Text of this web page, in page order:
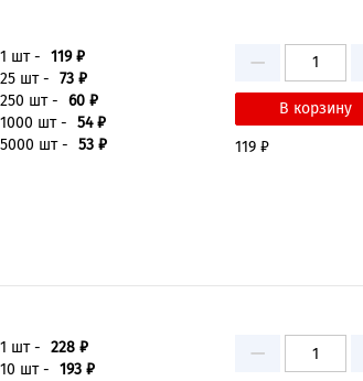
1 шт - 119 ₽
25 шт - 73 ₽
250 шт - 60 ₽
1000 шт - 54 ₽
5000 шт - 53 ₽
−
119 ₽
1 шт - 228 ₽
10 шт - 193 ₽
−